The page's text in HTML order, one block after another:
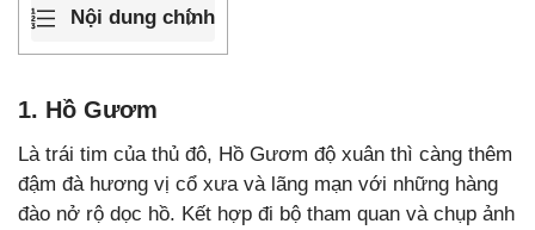
Nội dung chính
1. Hồ Gươm
Là trái tim của thủ đô, Hồ Gươm độ xuân thì càng thêm
đậm đà hương vị cổ xưa và lãng mạn với những hàng
đào nở rộ dọc hồ. Kết hợp đi bộ tham quan và chụp ảnh